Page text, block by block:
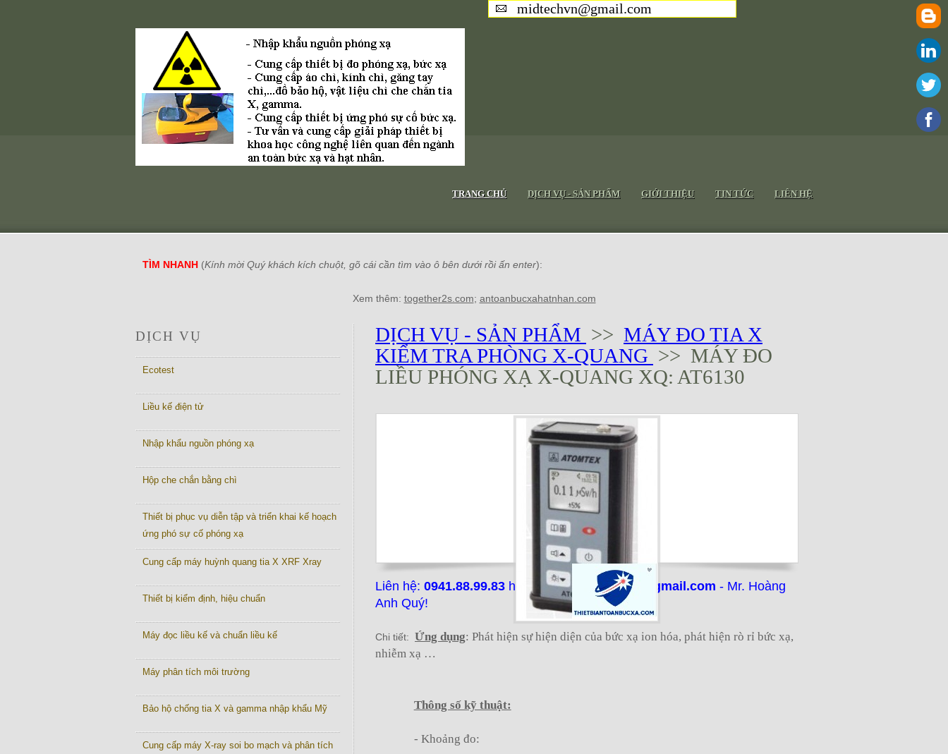
midtechvn@gmail.com
TRANG CHỦ DỊCH VỤ - SẢN PHẨM GIỚI THIỆU TIN TỨC LIÊN HỆ
TÌM NHANH (Kính mời Quý khách kích chuột, gõ cái cần tìm vào ô bên dưới rồi ấn enter):
Xem thêm: together2s.com; antoanbucxahatnhan.com
DỊCH VỤ
Ecotest
Liều kế điện tử
Nhập khẩu nguồn phóng xạ
Hộp che chắn bằng chì
Thiết bị phục vụ diễn tập và triển khai kế hoạch
ứng phó sự cố phóng xạ
Cung cấp máy huỳnh quang tia X XRF Xray
Thiết bị kiểm định, hiệu chuẩn
Máy đọc liều kế và chuẩn liều kế
Máy phân tích môi trường
Bảo hộ chống tia X và gamma nhập khẩu Mỹ
Cung cấp máy X-ray soi bo mạch và phân tích
DỊCH VỤ - SẢN PHẨM >> MÁY ĐO TIA X
KIỂM TRA PHÒNG X-QUANG >> MÁY ĐO
LIỀU PHÓNG XẠ X-QUANG XQ: AT6130
Liên hệ: 0941.88.99.83 hoặc email: midtechvn@gmail.com - Mr. Hoàng
Anh Quý!
Chi tiết: Ứng dụng: Phát hiện sự hiện diện của bức xạ ion hóa, phát hiện rò rỉ bức xạ,
nhiễm xạ …
Thông số kỹ thuật:
- Khoảng đo: